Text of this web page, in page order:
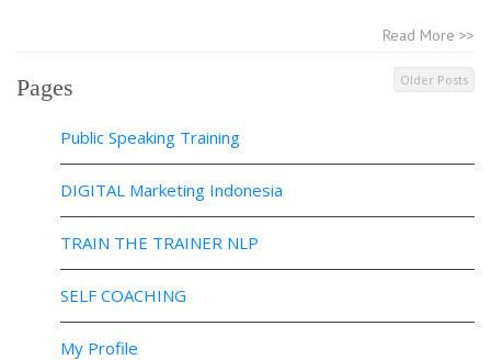
Read More >>
Older Posts
Pages
Public Speaking Training
DIGITAL Marketing Indonesia
TRAIN THE TRAINER NLP
SELF COACHING
My Profile